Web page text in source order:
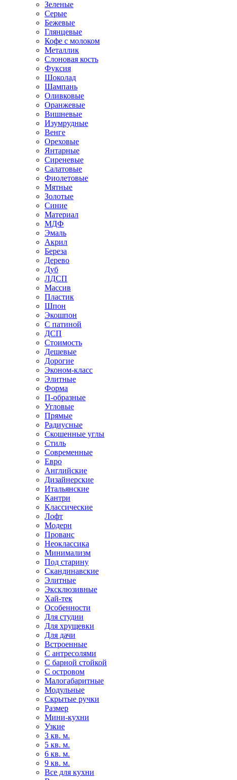
Зеленые
Серые
Бежевые
Глянцевые
Кофе с молоком
Металлик
Слоновая кость
Фуксия
Шоколад
Шампань
Оливковые
Оранжевые
Вишневые
Изумрудные
Венге
Ореховые
Янтарные
Сиреневые
Салатовые
Фиолетовые
Мятные
Золотые
Синие
Материал
МДФ
Эмаль
Акрил
Береза
Дерево
Дуб
ЛДСП
Массив
Пластик
Шпон
Экошпон
С патиной
ДСП
Стоимость
Дешевые
Дорогие
Эконом-класс
Элитные
Форма
П-образные
Угловые
Прямые
Радиусные
Скошенные углы
Стиль
Современные
Евро
Английские
Дизайнерские
Итальянские
Кантри
Классические
Лофт
Модерн
Прованс
Неоклассика
Минимализм
Под старину
Скандинавские
Элитные
Эксклюзивные
Хай-тек
Особенности
Для студии
Для хрущевки
Для дачи
Встроенные
С антресолями
С барной стойкой
С островом
Малогабаритные
Модульные
Скрытые ручки
Размер
Мини-кухни
Узкие
3 кв. м.
5 кв. м.
6 кв. м.
9 кв. м.
Все для кухни